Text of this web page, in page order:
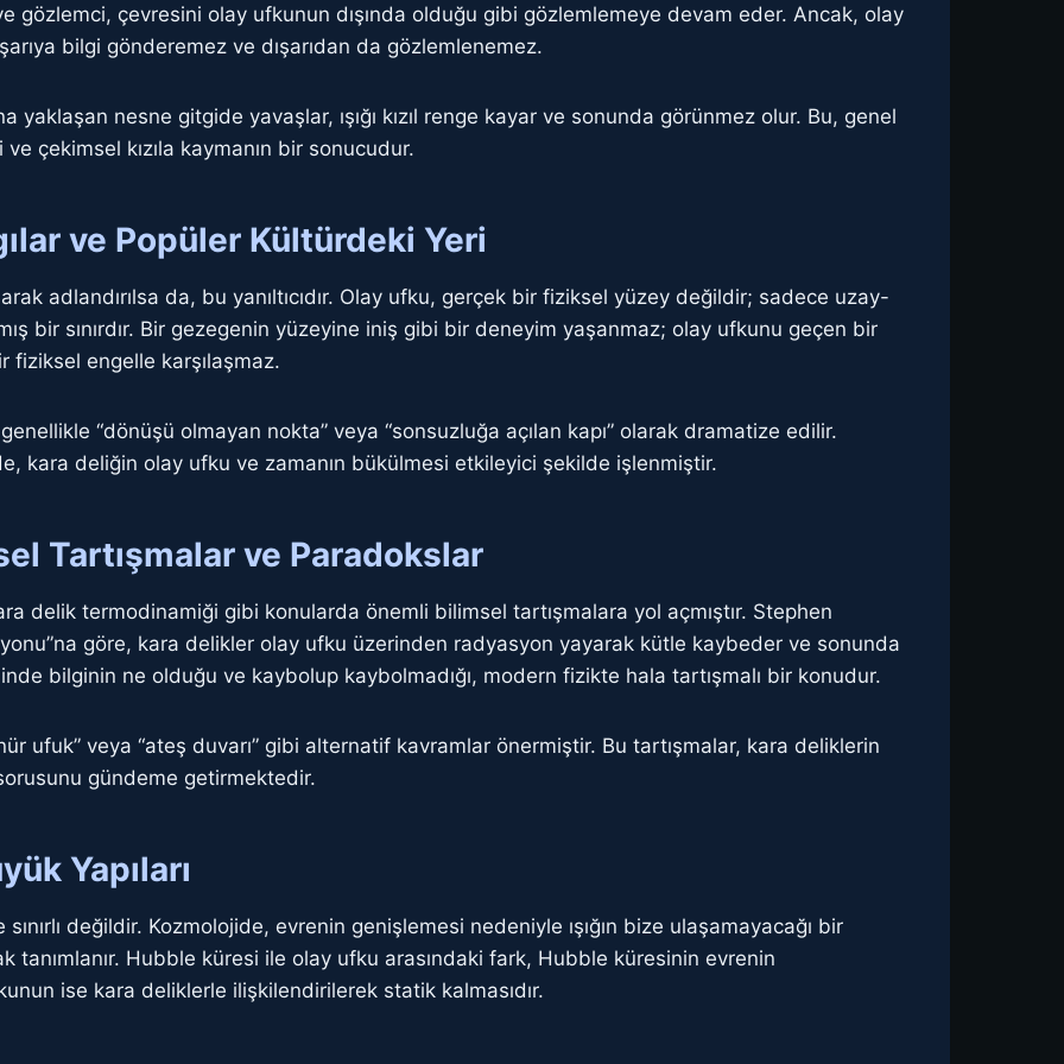
gözlemci, çevresini olay ufkunun dışında olduğu gibi gözlemlemeye devam eder. Ancak, olay
bilgi gönderemez ve dışarıdan da gözlemlenemez.
nesne gitgide yavaşlar, ışığı kızıl renge kayar ve sonunda görünmez olur. Bu, genel
çekimsel kızıla kaymanın bir sonucudur.
ve Popüler Kültürdeki Yeri
adlandırılsa da, bu yanıltıcıdır. Olay ufku, gerçek bir fiziksel yüzey değildir; sadece uzay-
bir sınırdır. Bir gezegenin yüzeyine iniş gibi bir deneyim yaşanmaz; olay ufkunu geçen bir
fiziksel engelle karşılaşmaz.
“dönüşü olmayan nokta” veya “sonsuzluğa açılan kapı” olarak dramatize edilir.
kara deliğin olay ufku ve zamanın bükülmesi etkileyici şekilde işlenmiştir.
Tartışmalar ve Paradokslar
delik termodinamiği gibi konularda önemli bilimsel tartışmalara yol açmıştır. Stephen
göre, kara delikler olay ufku üzerinden radyasyon yayarak kütle kaybeder ve sonunda
bilginin ne olduğu ve kaybolup kaybolmadığı, modern fizikte hala tartışmalı bir konudur.
ufuk” veya “ateş duvarı” gibi alternatif kavramlar önermiştir. Bu tartışmalar, kara deliklerin
gündeme getirmektedir.
Yapıları
değildir. Kozmolojide, evrenin genişlemesi nedeniyle ışığın bize ulaşamayacağı bir
tanımlanır. Hubble küresi ile olay ufku arasındaki fark, Hubble küresinin evrenin
ise kara deliklerle ilişkilendirilerek statik kalmasıdır.